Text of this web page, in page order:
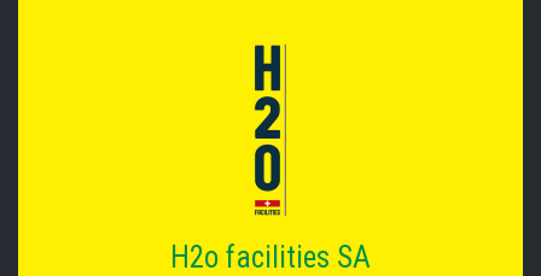
H2o facilities SA